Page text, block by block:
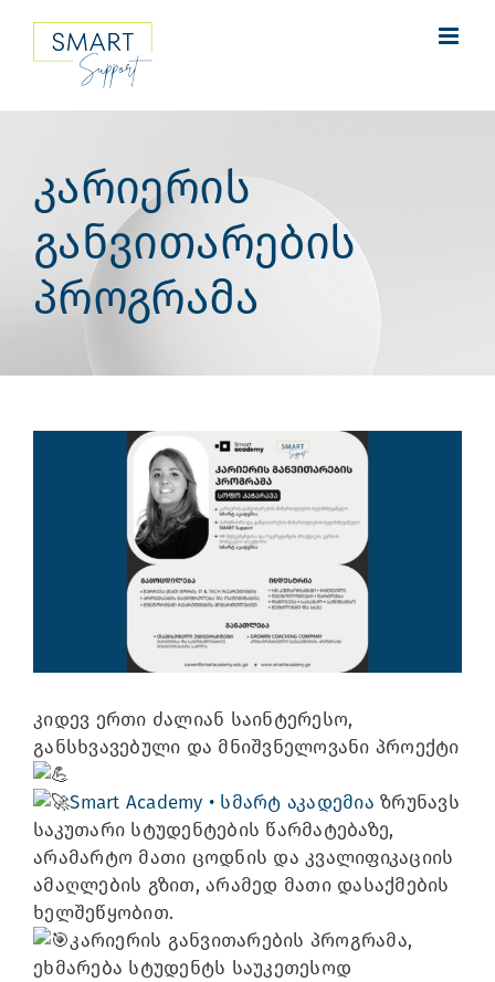
content
კარიერის
განვითარების
პროგრამა
კიდევ ერთი ძალიან საინტერესო,
განსხვავებული და მნიშვნელოვანი პროექტი
Smart Academy • სმარტ აკადემია ზრუნავს
საკუთარი სტუდენტების წარმატებაზე,
არამარტო მათი ცოდნის და კვალიფიკაციის
ამაღლების გზით, არამედ მათი დასაქმების
ხელშეწყობით.
კარიერის განვითარების პროგრამა,
ეხმარება სტუდენტს საუკეთესოდ